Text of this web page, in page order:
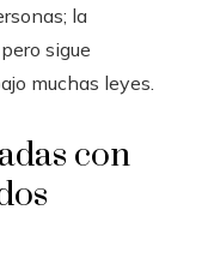
la
sigue
muchas leyes.
con